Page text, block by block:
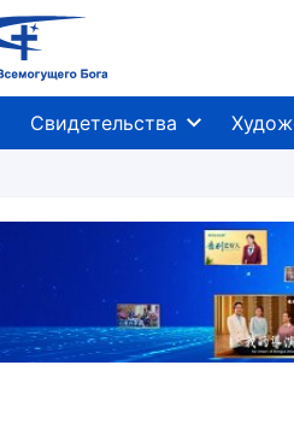
Свидетельства